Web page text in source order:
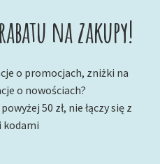
na zakupy!
o promocjach, zniżki na
o nowościach?
50 zł, nie łączy się z
kodami